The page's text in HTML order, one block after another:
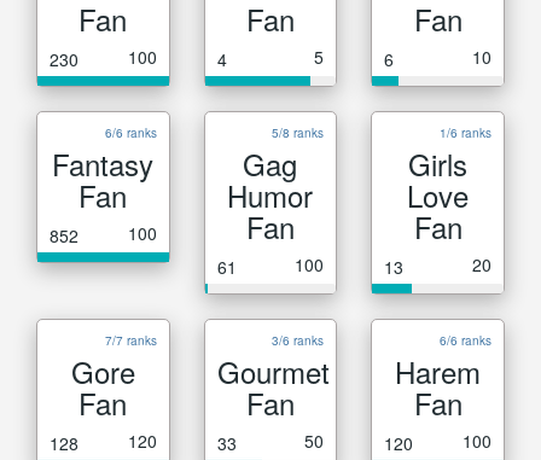
Fan
230 100
Fan
4 5
Fan
6 10
6/6 ranks
Fantasy
Fan
852 100
5/8 ranks
Gag
Humor
Fan
61 100
1/6 ranks
Girls
Love
Fan
13 20
7/7 ranks
Gore
Fan
128 120
3/6 ranks
Gourmet
Fan
33 50
6/6 ranks
Harem
Fan
120 100